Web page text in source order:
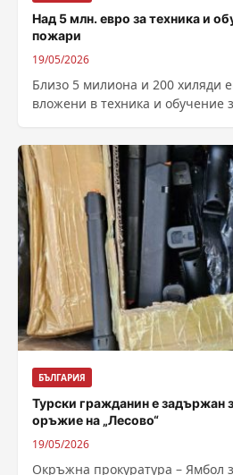
Над 5 млн. евро за техника и
пожари
19/05/2026
Близо 5 милиона и 200 хиляди
вложени в техника и обучение
БЪЛГАРИЯ
Турски гражданин е задържан
оръжие на „Лесово“
19/05/2026
Окръжна прокуратура – Ямбол